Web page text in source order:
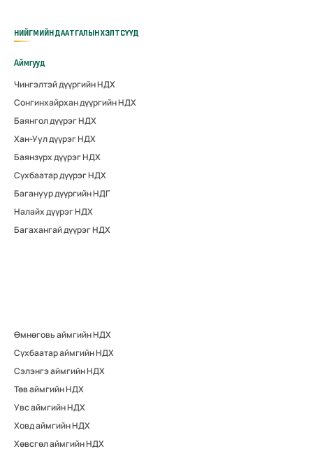
НИЙГМИЙН ДААТГАЛЫН ХЭЛТСҮҮД
Аймгууд
Чингэлтэй дүүргийн НДХ
Сонгинхайрхан дүүргийн НДХ
Баянгол дүүрэг НДХ
Хан-Уул дүүрэг НДХ
Баянзүрх дүүрэг НДХ
Сүхбаатар дүүрэг НДХ
Багануур дүүргийн НДГ
Налайх дүүрэг НДХ
Багахангай дүүрэг НДХ
Өмнөговь аймгийн НДХ
Сүхбаатар аймгийн НДХ
Сэлэнгэ аймгийн НДХ
Төв аймгийн НДХ
Увс аймгийн НДХ
Ховд аймгийн НДХ
Хөвсгөл аймгийн НДХ